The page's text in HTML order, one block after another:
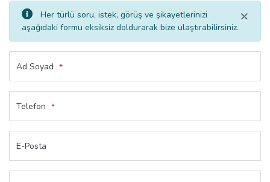
×
Her türlü soru, istek, görüş ve şikayetlerinizi
aşağıdaki formu eksiksiz doldurarak bize ulaştırabilirsiniz.
Ad Soyad *
Telefon *
E-Posta